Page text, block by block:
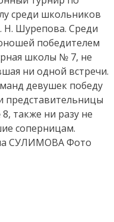
среди школьников
Н. Шурепова. Среди
победителем
школы № 7, не
ни одной встречи.
девушек победу
представительницы
также ни разу не
соперницам.
СУЛИМОВА Фото